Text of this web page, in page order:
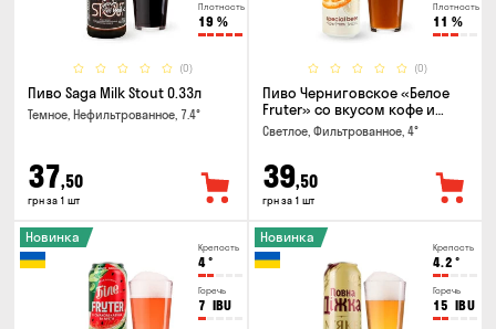
Плотность
19 %
(0)
Пиво Saga Milk Stout 0.33л
Темное, Нефильтрованное, 7.4°
37,50
грн за 1 шт
Плотность
11 %
(0)
Пиво Черниговское «Белое
Fruter» со вкусом кофе и
апельсина 0.5 л
Светлое, Фильтрованное, 4°
39,50
грн за 1 шт
Крепость
4°
Горечь
7 IBU
Новинка
Крепость
4.2 °
Горечь
15 IBU
Новинка